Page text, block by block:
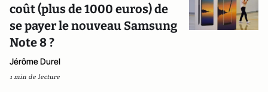
coût (plus de 1000 euros) de
se payer le nouveau Samsung
Note 8 ?
Jérôme Durel
1 min de lecture